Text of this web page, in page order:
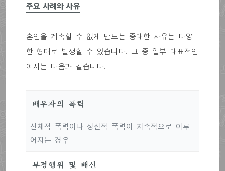
주요 사례와 사유
혼인을 계속할 수 없게 만드는 중대한 사유는 다양
한 형태로 발생할 수 있습니다. 그 중 일부 대표적인
예시는 다음과 같습니다.
배우자의 폭력
신체적 폭력이나 정신적 폭력이 지속적으로 이루
어지는 경우
부정행위 및 배신